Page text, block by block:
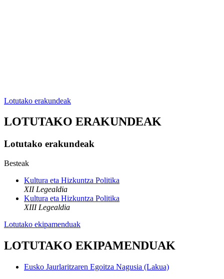
Lotutako erakundeak
LOTUTAKO ERAKUNDEAK
Lotutako erakundeak
Besteak
Kultura eta Hizkuntza Politika
XII Legealdia
Kultura eta Hizkuntza Politika
XIII Legealdia
Lotutako ekipamenduak
LOTUTAKO EKIPAMENDUAK
Eusko Jaurlaritzaren Egoitza Nagusia (Lakua)